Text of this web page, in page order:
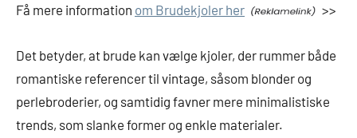
Få mere information om Brudekjoler her >>
Det betyder, at brude kan vælge kjoler, der rummer både
romantiske referencer til vintage, såsom blonder og
perlebroderier, og samtidig favner mere minimalistiske
trends, som slanke former og enkle materialer.